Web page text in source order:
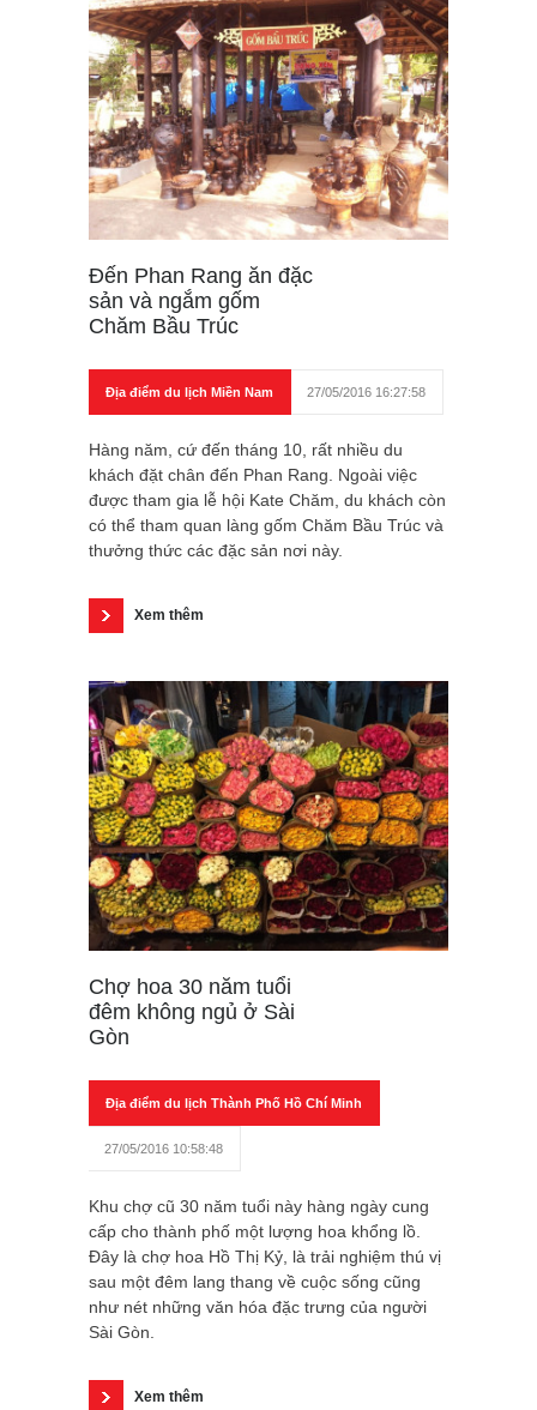
Đến Phan Rang ăn đặc
sản và ngắm gốm
Chăm Bầu Trúc
Địa điểm du lịch Miền Nam 27/05/2016 16:27:58
Hàng năm, cứ đến tháng 10, rất nhiều du
khách đặt chân đến Phan Rang. Ngoài việc
được tham gia lễ hội Kate Chăm, du khách còn
có thể tham quan làng gốm Chăm Bầu Trúc và
thưởng thức các đặc sản nơi này.
Xem thêm
Chợ hoa 30 năm tuổi
đêm không ngủ ở Sài
Gòn
Địa điểm du lịch Thành Phố Hồ Chí Minh
27/05/2016 10:58:48
Khu chợ cũ 30 năm tuổi này hàng ngày cung
cấp cho thành phố một lượng hoa khổng lồ.
Đây là chợ hoa Hồ Thị Kỷ, là trải nghiệm thú vị
sau một đêm lang thang về cuộc sống cũng
như nét những văn hóa đặc trưng của người
Sài Gòn.
Xem thêm